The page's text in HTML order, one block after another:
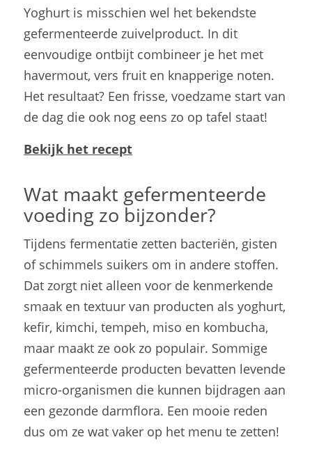
Wat maakt gefermenteerde
voeding zo bijzonder?
Tijdens fermentatie zetten bacteriën, gisten
of schimmels suikers om in andere stoffen.
Dat zorgt niet alleen voor de kenmerkende
smaak en textuur van producten als yoghurt,
kefir, kimchi, tempeh, miso en kombucha,
gefermenteerde producten bevatten levende
micro-organismen die kunnen bijdragen aan
een gezonde darmflora. Een mooie reden
dus om ze wat vaker op het menu te zetten!
Lees hier meer over de
gezondheidsvoordelen van gefermenteerde
voeding.
Of je nu kiest voor een ontbijt met yoghurt
of kefir, een lunch met tempeh of een diner
met miso of kimchi: met deze recepten
ontdek je hoe lekker én veelzijdig
gefermenteerde ingrediënten zijn.